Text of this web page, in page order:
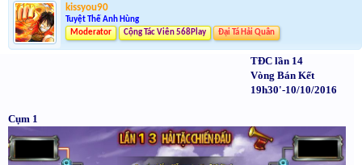
kissyou90
Tuyệt Thế Anh Hùng
Moderator
Cộng Tác Viên 568Play Đại Tá Hải Quân
TĐC lần 14
Vòng Bán Kết
19h30'-10/10/2016
Cụm 1